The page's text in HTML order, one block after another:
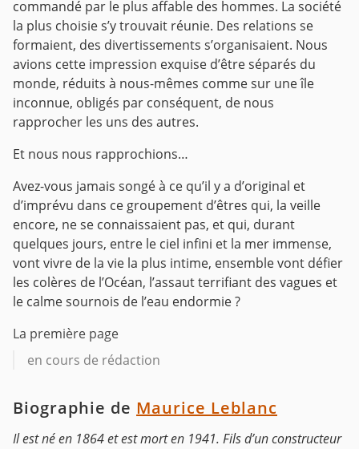
commandé par le plus affable des hommes. La société
la plus choisie s’y trouvait réunie. Des relations se
formaient, des divertissements s’organisaient. Nous
avions cette impression exquise d’être séparés du
monde, réduits à nous-mêmes comme sur une île
inconnue, obligés par conséquent, de nous
rapprocher les uns des autres.
Et nous nous rapprochions…
Avez-vous jamais songé à ce qu’il y a d’original et
d’imprévu dans ce groupement d’êtres qui, la veille
encore, ne se connaissaient pas, et qui, durant
quelques jours, entre le ciel infini et la mer immense,
vont vivre de la vie la plus intime, ensemble vont défier
les colères de l’Océan, l’assaut terrifiant des vagues et
le calme sournois de l’eau endormie ?
La première page
en cours de rédaction
Biographie de Maurice Leblanc
Il est né en 1864 et est mort en 1941. Fils d’un constructeur